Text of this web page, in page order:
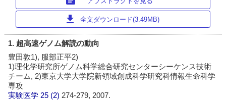
download 全文ダウンロード(3.49MB)
1. 超高速ゲノム解読の動向
豊田敦1), 服部正平2)
1)理化学研究所ゲノム科学総合研究センターシーケンス技術
チーム, 2)東京大学大学院新領域創成科学研究科情報生命科学
専攻
実験医学 25 (2) 274-279, 2007.